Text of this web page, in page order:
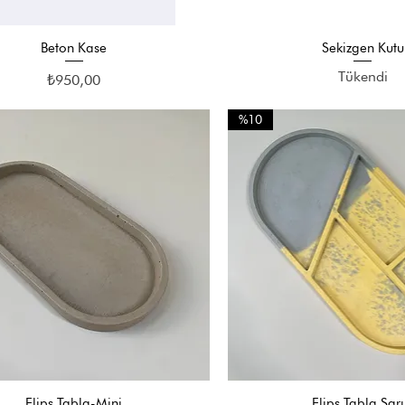
Hızlı Bakış
Beton Kase
Fiyat
₺950,00
Hızlı Bakış
Sekizgen Kutu
Tükendi
%10